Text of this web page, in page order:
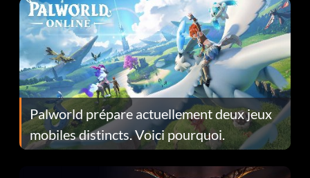
Palworld prépare actuellement deux jeux
mobiles distincts. Voici pourquoi.